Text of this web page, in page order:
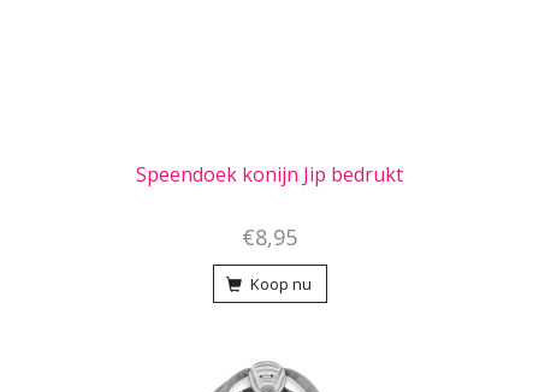
Speendoek konijn Jip bedrukt
€8,95
Koop nu